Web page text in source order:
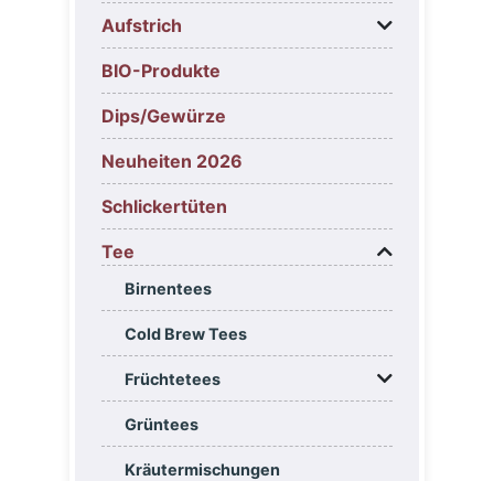
Aufstrich
BIO-Produkte
Dips/Gewürze
Neuheiten 2026
Schlickertüten
Tee
Birnentees
Cold Brew Tees
Früchtetees
Grüntees
Kräutermischungen